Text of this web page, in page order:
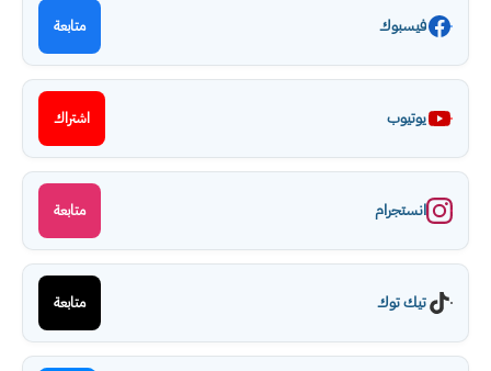
فيسبوك متابعة
يوتيوب اشتراك
انستجرام متابعة
تيك توك متابعة